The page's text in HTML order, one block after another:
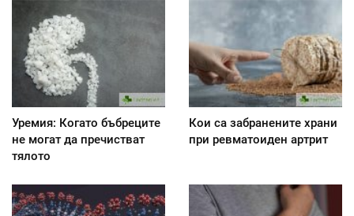
Уремия: Когато бъбреците
не могат да пречистват
тялото
Кои са забранените храни
при ревматоиден артрит